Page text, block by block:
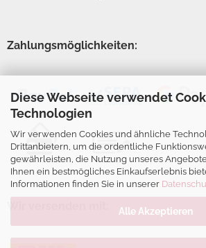
Diese Webseite verwendet
Technologien
Wir verwenden Cookies und ähnliche
Drittanbietern, um die ordentliche
gewährleisten, die Nutzung unseres
Ihnen ein bestmögliches Einkaufserlebnis
Informationen finden Sie in unserer
Alle Akzeptieren
Zahlungsmöglichkeiten: